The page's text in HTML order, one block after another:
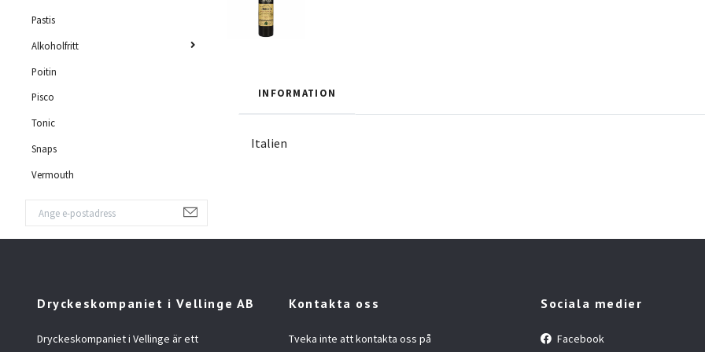
Pastis
Alkoholfritt
Poitin
Pisco
Tonic
Snaps
Vermouth
INFORMATION
Italien
Dryckeskompaniet i Vellinge AB
Dryckeskompaniet i Vellinge är ett
Kontakta oss
Tveka inte att kontakta oss på
Sociala medier
Facebook